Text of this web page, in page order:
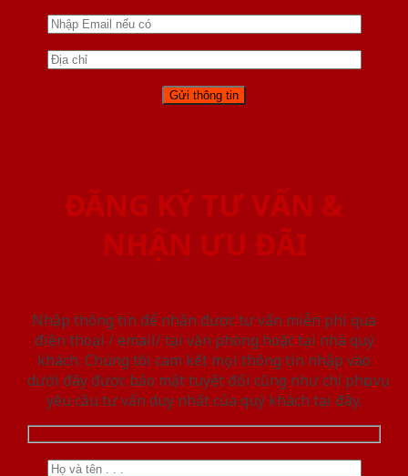
ĐĂNG KÝ TƯ VẤN &
NHẬN ƯU ĐÃI
Nhập thông tin để nhận được tư vấn miễn phí qua
điện thoại / email/ tại văn phòng hoặc tại nhà quý
khách. Chúng tôi cam kết mọi thông tin nhập vào
dưới đây được bảo mật tuyệt đối cũng như chỉ phục vụ
yêu cầu tư vấn duy nhất của quý khách tại đây.